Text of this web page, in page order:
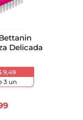
Delicada
9,49
3 un